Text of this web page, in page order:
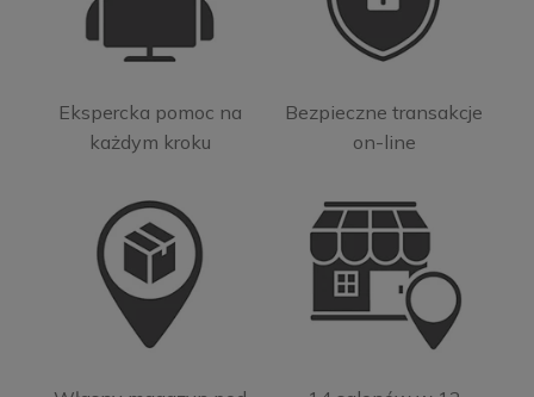
Ekspercka pomoc na
każdym kroku
Bezpieczne transakcje
on-line